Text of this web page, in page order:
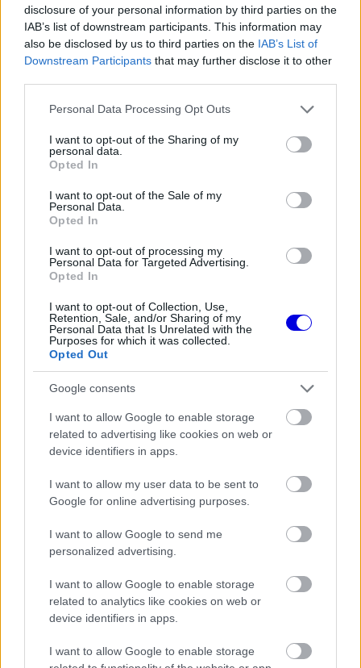
disclosure of your personal information by third parties on the
IAB’s list of downstream participants. This information may
also be disclosed by us to third parties on the IAB’s List of
Downstream Participants that may further disclose it to other
Please note that this website/app uses one or more Google
not limited to your visit or usage behaviour. You may click to
grant or deny consent to Google and its third-party tags to
use your data for below specified purposes in below Google
consent section.
Personal Data Processing Opt Outs
I want to opt-out of the Sharing of my
personal data.
Opted In
I want to opt-out of the Sale of my
Personal Data.
Opted In
I want to opt-out of processing my
Personal Data for Targeted Advertising.
Opted In
I want to opt-out of Collection, Use,
Retention, Sale, and/or Sharing of my
Personal Data that Is Unrelated with the
Purposes for which it was collected.
Opted Out
Google consents
I want to allow Google to enable storage
related to advertising like cookies on web or
device identifiers in apps.
I want to allow my user data to be sent to
Google for online advertising purposes.
I want to allow Google to send me
personalized advertising.
I want to allow Google to enable storage
related to analytics like cookies on web or
device identifiers in apps.
I want to allow Google to enable storage
window.
osztályban, jövőre azonban már a gyártó új
Hypercarját vezeti majd, amely az év végén kezdi
meg pályatesztjeit több helyszínen. Nem titkolja,
hogy szívesen látná Verstappent csapattársként.
EZEKET IS AJÁNLJUK
FORMA-1
Óriási fordulat Lewis Hamilton
FORMA-1
Francia hatalomátvételről
FORMA-1
Kockázatos ötlettel villant a
másolhatja
A közös indulás gondolatát egyértelműen